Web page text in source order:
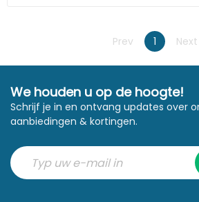
Prev 1 Next
We houden u op de hoogte!
Schrijf je in en ontvang updates over
aanbiedingen & kortingen.